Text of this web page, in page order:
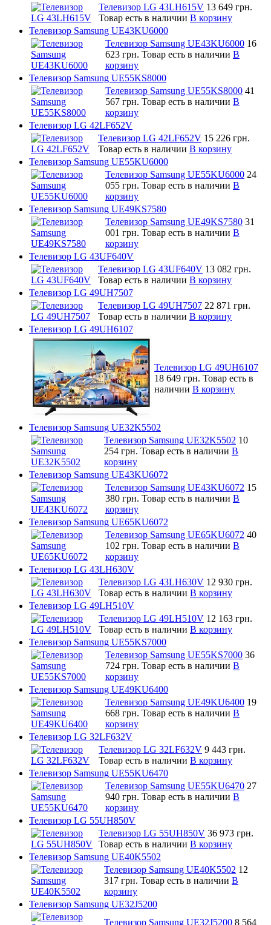
Телевизор LG 43LH615V 13 649 грн.
Товар есть в наличии В корзину
Телевизор Samsung UE43KU6000
Телевизор Samsung UE43KU6000 16
623 грн. Товар есть в наличии В
корзину
Телевизор Samsung UE55KS8000
Телевизор Samsung UE55KS8000 41
567 грн. Товар есть в наличии В
корзину
Телевизор LG 42LF652V
Телевизор LG 42LF652V 15 226 грн.
Товар есть в наличии В корзину
Телевизор Samsung UE55KU6000
Телевизор Samsung UE55KU6000 24
055 грн. Товар есть в наличии В
корзину
Телевизор Samsung UE49KS7580
Телевизор Samsung UE49KS7580 31
001 грн. Товар есть в наличии В
корзину
Телевизор LG 43UF640V
Телевизор LG 43UF640V 13 082 грн.
Товар есть в наличии В корзину
Телевизор LG 49UH7507
Телевизор LG 49UH7507 22 871 грн.
Товар есть в наличии В корзину
Телевизор LG 49UH6107
Телевизор LG 49UH6107
18 649 грн. Товар есть в
наличии В корзину
Телевизор Samsung UE32K5502
Телевизор Samsung UE32K5502 10
254 грн. Товар есть в наличии В
корзину
Телевизор Samsung UE43KU6072
Телевизор Samsung UE43KU6072 15
380 грн. Товар есть в наличии В
корзину
Телевизор Samsung UE65KU6072
Телевизор Samsung UE65KU6072 40
102 грн. Товар есть в наличии В
корзину
Телевизор LG 43LH630V
Телевизор LG 43LH630V 12 930 грн.
Товар есть в наличии В корзину
Телевизор LG 49LH510V
Телевизор LG 49LH510V 12 163 грн.
Товар есть в наличии В корзину
Телевизор Samsung UE55KS7000
Телевизор Samsung UE55KS7000 36
724 грн. Товар есть в наличии В
корзину
Телевизор Samsung UE49KU6400
Телевизор Samsung UE49KU6400 19
668 грн. Товар есть в наличии В
корзину
Телевизор LG 32LF632V
Телевизор LG 32LF632V 9 443 грн.
Товар есть в наличии В корзину
Телевизор Samsung UE55KU6470
Телевизор Samsung UE55KU6470 27
940 грн. Товар есть в наличии В
корзину
Телевизор LG 55UH850V
Телевизор LG 55UH850V 36 973 грн.
Товар есть в наличии В корзину
Телевизор Samsung UE40K5502
Телевизор Samsung UE40K5502 12
317 грн. Товар есть в наличии В
корзину
Телевизор Samsung UE32J5200
Телевизор Samsung UE32J5200 8 564